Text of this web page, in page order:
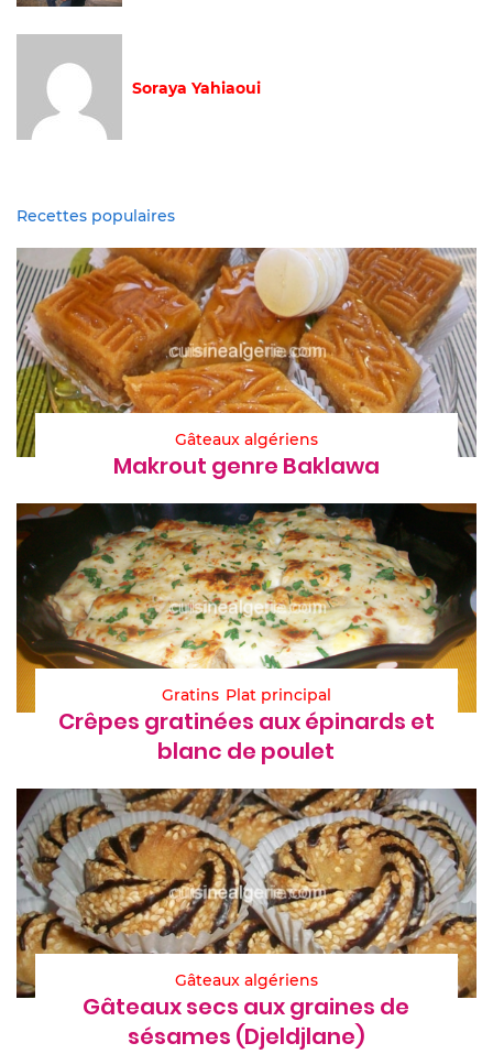
Soraya Yahiaoui
Recettes populaires
Gâteaux algériens
Makrout genre Baklawa
Gratins Plat principal
Crêpes gratinées aux épinards et
blanc de poulet
Gâteaux algériens
Gâteaux secs aux graines de
sésames (Djeldjlane)